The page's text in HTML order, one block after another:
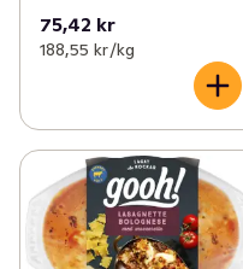
75,42 kr
188,55 kr /kg